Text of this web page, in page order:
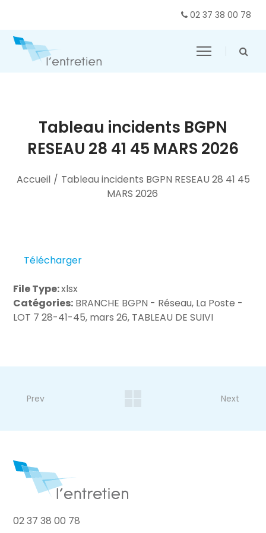
02 37 38 00 78
Tableau incidents BGPN
RESEAU 28 41 45 MARS 2026
Accueil / Tableau incidents BGPN RESEAU 28 41 45
MARS 2026
Télécharger
File Type:xlsx
Catégories: BRANCHE BGPN - Réseau, La Poste -
LOT 7 28-41-45, mars 26, TABLEAU DE SUIVI
Prev Next
02 37 38 00 78